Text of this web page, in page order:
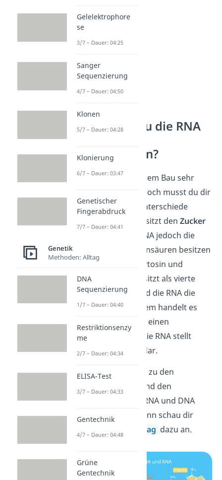
Wie kannst du die RNA
unterscheiden?
Die RNA ähnelt in ihrem Bau sehr
stark der DNA. Dennoch musst du dir
ein paarbauliche
Unterschiede
merken. Die DNA besitzt denZucker
Desoxyribose, die RNA jedoch die
Ribose. Beide Nukleinsäuren besitzen
die Basen Adenin, Cytosin und
Guanin. Die DNA besitzt als vierte
Base dasThymin
und die RNA die
Base Uracil.Außerdem handelt es
sich bei der DNA um einen
Doppelstrang
und die RNA stellt
einenEinzelstrang
dar.
Wenn du noch mehr zu den
Gemeinsamkeiten und den
Unterschieden von RNA und DNA
wissen möchtest, dann schau dir
Beitrag dazu an.
Gelelektrophore
se
3/7 – Dauer: 04:25
Sanger
Sequenzierung
4/7 – Dauer: 04:50
Klonen
5/7 – Dauer: 04:28
Klonierung
6/7 – Dauer: 03:47
Genetischer
Fingerabdruck
7/7 – Dauer: 04:41
Genetik
Methoden: Alltag
DNA
Sequenzierung
1/7 – Dauer: 04:40
Restriktionsenzy
me
2/7 – Dauer: 04:34
ELISA-Test
3/7 – Dauer: 04:33
Gentechnik
4/7 – Dauer: 04:48
Grüne
Gentechnik